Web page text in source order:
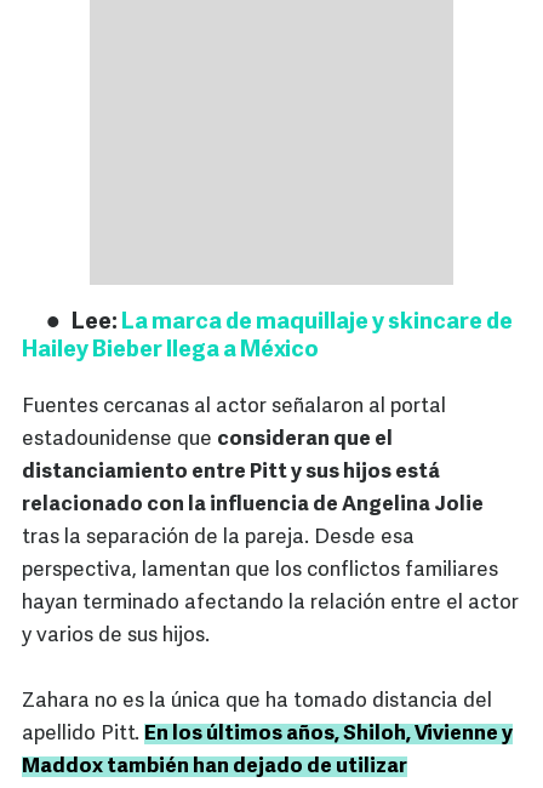
Lee: La marca de maquillaje y skincare de
Hailey Bieber llega a México
Fuentes cercanas al actor señalaron al portal
estadounidense que consideran que el
distanciamiento entre Pitt y sus hijos está
relacionado con la influencia de Angelina Jolie
tras la separación de la pareja. Desde esa
perspectiva, lamentan que los conflictos familiares
hayan terminado afectando la relación entre el actor
y varios de sus hijos.
Zahara no es la única que ha tomado distancia del
apellido Pitt. En los últimos años, Shiloh, Vivienne y
Maddox también han dejado de utilizar